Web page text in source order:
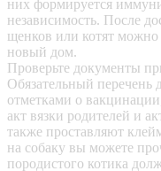
них формируется
независимость. После
щенков или котят можно
новый дом.
Проверьте документы
Обязательный перечень
отметками о
акт вязки родителей и
также проставляют
на собаку вы можете
породистого котика